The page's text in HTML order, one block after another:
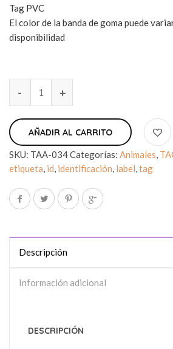
Tag PVC
El color de la banda de goma puede
disponibilidad
AÑADIR AL CARRITO
SKU: TAA-034Categorías: Animales,
etiqueta, id, identificación, label,tag
Descripción
Información adicional
DESCRIPCIÓN